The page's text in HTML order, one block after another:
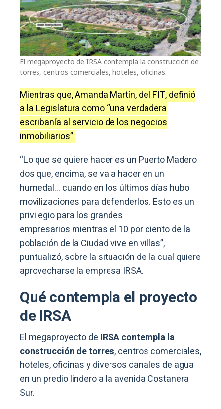
El megaproyecto de IRSA contempla la construcción de
torres, centros comerciales, hoteles, oficinas.
Mientras que, Amanda Martín, del FIT, definió
a la Legislatura como “una verdadera
escribanía al servicio de los negocios
inmobiliarios”.
“Lo que se quiere hacer es un Puerto Madero
dos que, encima, se va a hacer en un
humedal… cuando en los últimos días hubo
movilizaciones para defenderlos. Esto es un
privilegio para los grandes
empresarios mientras el 10 por ciento de la
población de la Ciudad vive en villas”,
puntualizó, sobre la situación de la cual quiere
aprovecharse la empresa IRSA.
Qué contempla el proyecto
de IRSA
El megaproyecto de IRSA contempla la
construcción de torres, centros comerciales,
hoteles, oficinas y diversos canales de agua
en un predio lindero a la avenida Costanera
Sur.